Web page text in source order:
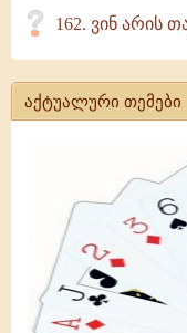
162. ვინ არის
აქტუალური თემები